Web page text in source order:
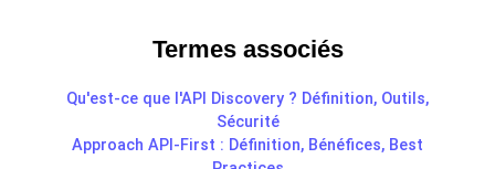
Termes associés
Qu'est-ce que l'API Discovery ? Définition, Outils,
Sécurité
Approach API-First : Définition, Bénéfices, Best